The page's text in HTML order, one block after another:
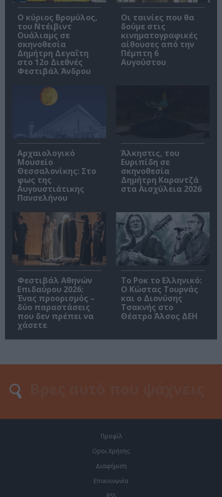
O κύριος Βρομύλος,
του Ντέιβιντ
Ουάλιαμς σε
σκηνοθεσία
Δημήτρη Δεγαΐτη
στο 12ο Διεθνές
Φεστιβάλ Άνδρου
Οι ταινίες που θα
δούμε στις
κινηματογραφικές
αίθουσες από την
Πέμπτη 6
Αυγούστου
Αρχαιολογικό
Μουσείο
Θεσσαλονίκης: Στο
φως της
Αυγουστιάτικης
Πανσελήνου
Άλκηστις, του
Ευριπίδη σε
σκηνοθεσία
Δημήτρη Καραντζά
στα Αισχύλεια 2026
Φεστιβάλ Αθηνών
Επιδαύρου 2026:
Ένας προορισμός –
δύο παραστάσεις
που δεν πρέπει να
χάσετε
Το Ροκ το Ελληνικό:
Ο Κώστας Τουρνάς
και ο Διονύσης
Τσακνής στο
Θέατρο Άλσος ΔΕΗ
Προφίλ
Οροι Χρήσης
Διαφήμιση
Επικοινωνία